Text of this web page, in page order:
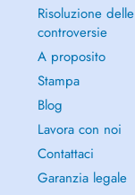
Risoluzione delle
controversie
A proposito
Stampa
Blog
Lavora con noi
Contattaci
Garanzia legale